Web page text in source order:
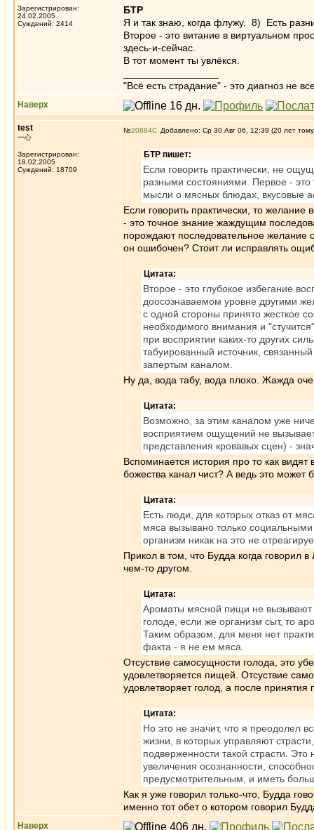
Зарегистрирован:
24.02.2005
Суждений: 2414
БТР
Я и так знаю, когда флужу. 8) Есть
Второе - это витание в виртуальном
здесь-и-сейчас.
В тот момент ты увлёкся.
"Всё есть страдание" - это диагноз не
Наверх
test
一心
Зарегистрирован:
18.02.2005
Суждений: 18709
№20884 Добавлено: Ср 30 Авг 06, 12:39 (20 лет
БТР пишет:
Если говорить практически, не
разными состояниями. Первое - это
мысли о мясных блюдах, вкусовые
Если говорить практически, то
- это точное знание жаждущим
порождают последовательное желание
он ошибочен? Стоит ли исправлять
Цитата:
Второе - это глубокое избегание
доосознаваемом уровне другими
с одной стороны принято жесткое
необходимого внимания и
при восприятии каких-то других
табуированный источник,
запертым каналом.
Ну да, вода табу, вода плохо. Жажда
Цитата:
Возможно, за этим каналом уже
восприятием ощущений не
представления кровавых сцен) -
Вспоминается история про то как
божества канал чист? А ведь это может
Цитата:
Есть люди, для которых отказ от
мяса вызывано только
организм никак на это не
Прикол в том, что Будда когда говорил
чем-то другом.
Цитата:
Ароматы мясной пищи не вызывают
голоде, если же организм сыт, то
Таким образом, для меня нет
факта - я не ем мяса.
Отсуствие самосущности голода, это
удовлетворяется пищей. Отсуствие
удовлетворяет голод, а после
Цитата:
Но это не значит, что я преодолел
жизни, в которых управляют
подверженности такой страсти. Это
увеличения осознанности,
предусмотрительным, и иметь
Как я уже говорил только-что, Будда
именно тот обет о котором говорил
Наверх